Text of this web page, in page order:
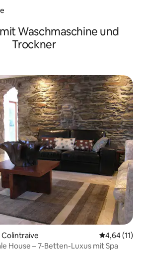
Waschmaschine und
Trockner
4,64 (11)
House – 7-Betten-Luxus mit Spa